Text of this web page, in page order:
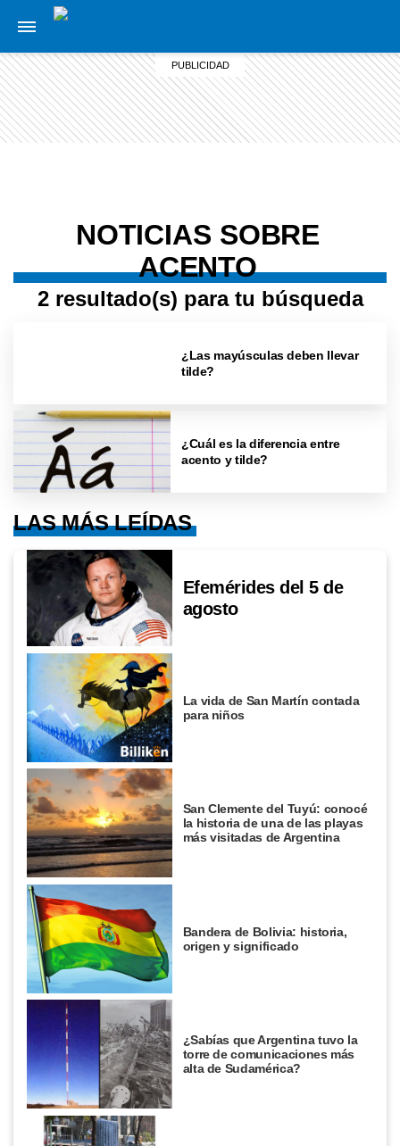
NOTICIAS SOBRE
ACENTO
2 resultado(s) para tu búsqueda
¿Las mayúsculas deben llevar
tilde?
¿Cuál es la diferencia entre
acento y tilde?
LAS MÁS LEÍDAS
Efemérides del 5 de
agosto
La vida de San Martín contada
para niños
San Clemente del Tuyú: conocé
la historia de una de las playas
más visitadas de Argentina
Bandera de Bolivia: historia,
origen y significado
¿Sabías que Argentina tuvo la
torre de comunicaciones más
alta de Sudamérica?